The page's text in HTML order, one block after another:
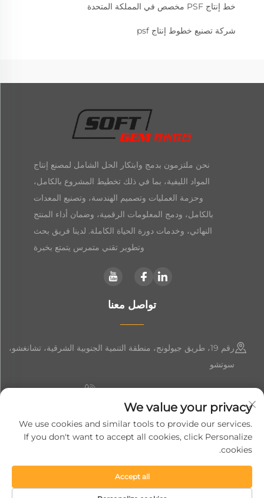
خط إنتاج PSF مخصص في المملكة المتحدة
شركة تصنيع خطوط إنتاج psf
نحن ملتزمون بدمج وابتكار الحل الشامل لمصنع إنتاج
المواد الليفية، بما في ذلك تخطيط المشروع بالكامل،
وحزمة العمليات وتصميم الهندسة، وتصنيع المعدات
بالكامل، ودمج المعلومات الرقمية، وضمان أداء المنتج
النهائي، وخدمات دورة الحياة الكاملة. لدينا فريق بحث
وتطوير تقني متمرس يتمتع بخبرة
تواصل معنا
رقم 19، طريق جيولونج، منطقة التنمية الجنوبية الشرقية، تشانغشو،
سوتشو
+86-19906239903
[email protected]
+86-13852981437
حقوق النشر © 2024 شركة سوزهو سوفت جيم لتجهيزات المعدات الذكية
المحدودة.سياسة الخصوصية
We value your privacy
We use cookies and similar tools to provide our services.
If you don't want to accept all cookies, click Personalize
cookies.
Accept all